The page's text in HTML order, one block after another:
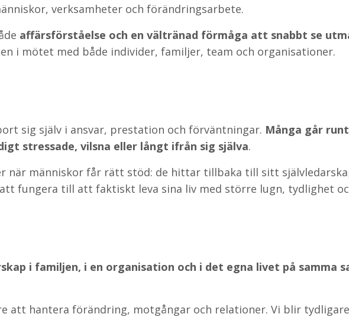
verksamheter och förändringsarbete.
affärsförståelse och en vältränad förmåga att snabbt se
i mötet med både individer, familjer, team och organisationer.
sig själv i ansvar, prestation och förväntningar. Många går
stressade, vilsna eller långt ifrån sig själva.
när människor får rätt stöd: de hittar tillbaka till sitt
fungera till att faktiskt leva sina liv med större lugn, tydlighet
i familjen, i en organisation och i det egna livet på samma
att hantera förändring, motgångar och relationer. Vi blir